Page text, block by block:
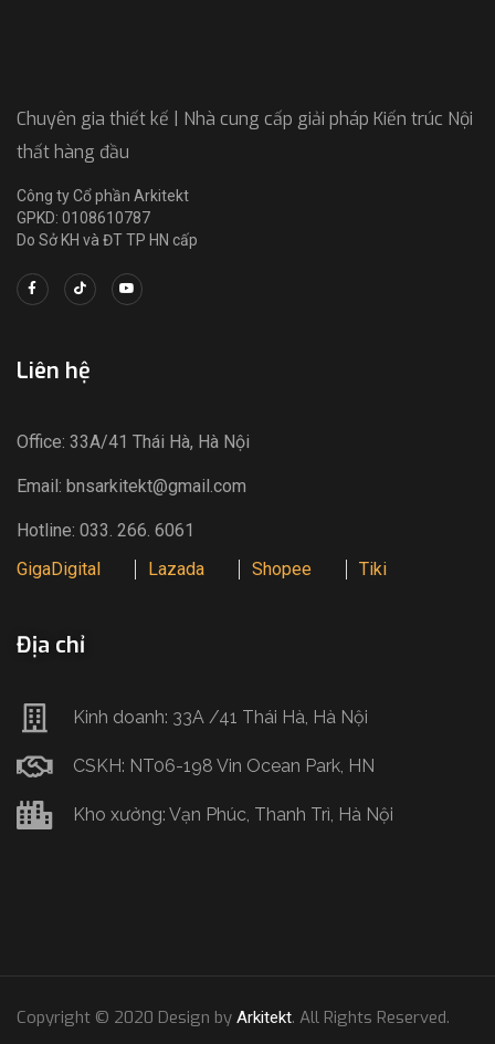
Chuyên gia thiết kế | Nhà cung cấp giải pháp Kiến trúc Nội
thất hàng đầu
Công ty Cổ phần Arkitekt
GPKD: 0108610787
Do Sở KH và ĐT TP HN cấp
Liên hệ
Office: 33A/41 Thái Hà, Hà Nội
Email: bnsarkitekt@gmail.com
Hotline: 033. 266. 6061
GigaDigital
Lazada Shopee Tiki
Địa chỉ
Kinh doanh: 33A /41 Thái Hà, Hà Nội
CSKH: NT06-198 Vin Ocean Park, HN
Kho xưởng: Vạn Phúc, Thanh Trì, Hà Nội
Copyright © 2020 Design by Arkitekt. All Rights Reserved.